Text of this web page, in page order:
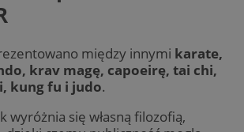
między innymi karate,
krav magę, capoeirę, tai chi,
kung fu i judo.
wyróżnia się własną filozofią,